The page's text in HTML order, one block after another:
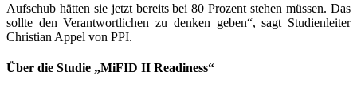
Aufschub hätten sie jetzt bereits bei 80 Prozent stehen müssen. Das
sollte den Verantwortlichen zu denken geben“, sagt Studienleiter
Christian Appel von PPI.
Über die Studie „MiFID II Readiness“